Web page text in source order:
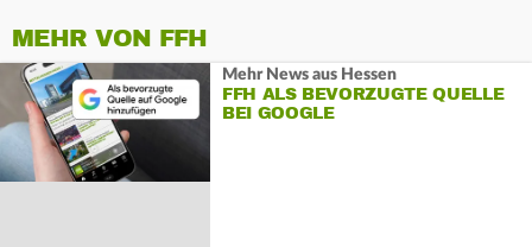
MEHR VON FFH
Mehr News aus Hessen
FFH ALS BEVORZUGTE QUELLE
BEI GOOGLE